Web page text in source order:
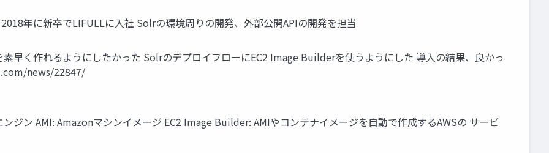
年に新卒でLIFULLに入社 Solrの環境周りの開発、外部公開APIの開発を担当
早く作れるようにしたかった SolrのデプロイフローにEC2 Image Builderを使うようにした 導入の結果、良かっ
news/22847/
ジン AMI: Amazonマシンイメージ EC2 Image Builder: AMIやコンテナイメージを自動で作成するAWSの サービ